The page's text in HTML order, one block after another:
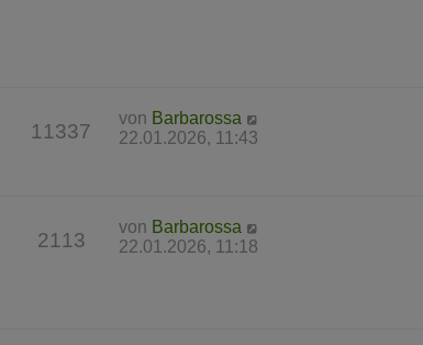
11337
von Barbarossa
22.01.2026, 11:43
2113
von Barbarossa
22.01.2026, 11:18